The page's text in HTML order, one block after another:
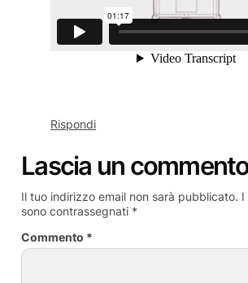
Rispondi
Lascia un
Il tuo indirizzo email non sarà pubblicato. I
sono contrassegnati *
Commento *